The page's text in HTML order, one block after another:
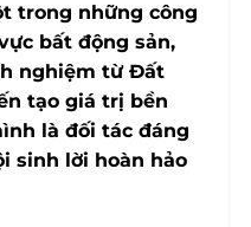
trong những công
bất động sản,
nghiệm từ Đất
tạo giá trị bền
là đối tác đáng
sinh lời hoàn hảo